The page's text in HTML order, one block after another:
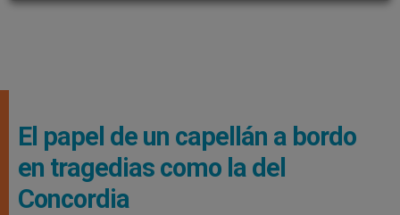
El papel de un capellán a bordo
en tragedias como la del
Concordia